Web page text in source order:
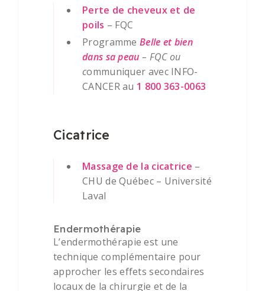
Perte de cheveux et de
poils – FQC
Programme Belle et bien
dans sa peau – FQC ou
communiquer avec INFO-
CANCER au 1 800 363-0063
Cicatrice
Massage de la cicatrice –
CHU de Québec – Université
Laval
Endermothérapie
L’endermothérapie est une
technique complémentaire pour
approcher les effets secondaires
locaux de la chirurgie et de la